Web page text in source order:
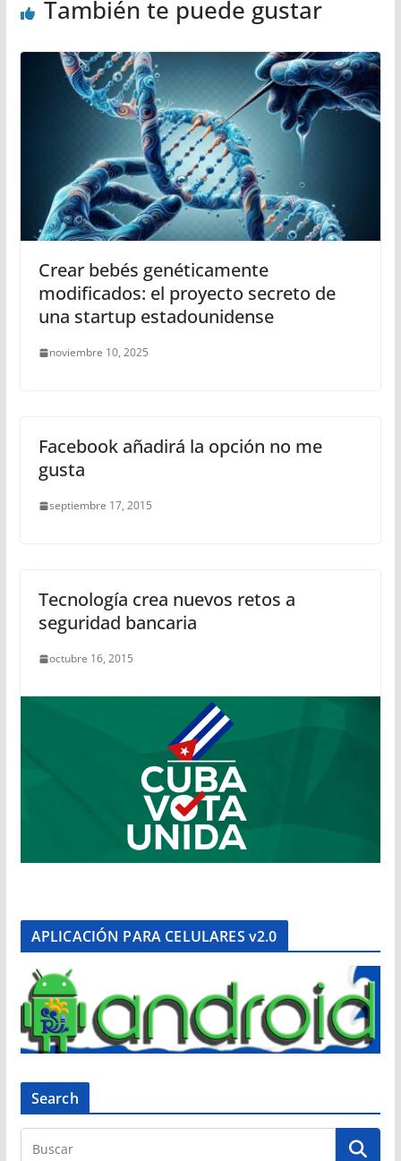
También te puede gustar
Crear bebés genéticamente
modificados: el proyecto secreto de
una startup estadounidense
noviembre 10, 2025
Facebook añadirá la opción no me
gusta
septiembre 17, 2015
Tecnología crea nuevos retos a
seguridad bancaria
octubre 16, 2015
APLICACIÓN PARA CELULARES v2.0
Search